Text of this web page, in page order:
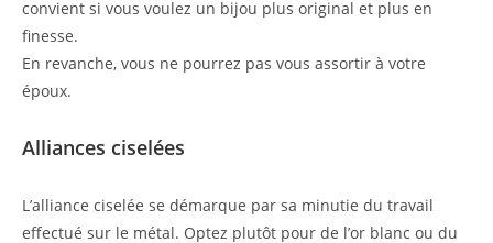
convient si vous voulez un bijou plus original et plus en
finesse.
En revanche, vous ne pourrez pas vous assortir à votre
époux.
Alliances ciselées
L’alliance ciselée se démarque par sa minutie du travail
effectué sur le métal. Optez plutôt pour de l’or blanc ou du